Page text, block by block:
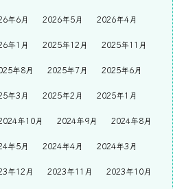
年6月 2026年5月 2026年4月
年1月 2025年12月 2025年11月
年8月 2025年7月 2025年6月
年3月 2025年2月 2025年1月
年10月 2024年9月 2024年8月
年5月 2024年4月 2024年3月
年12月 2023年11月 2023年10月